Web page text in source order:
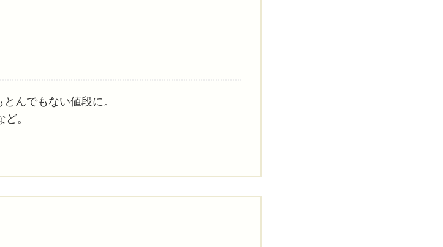
んでもない値段に。
。